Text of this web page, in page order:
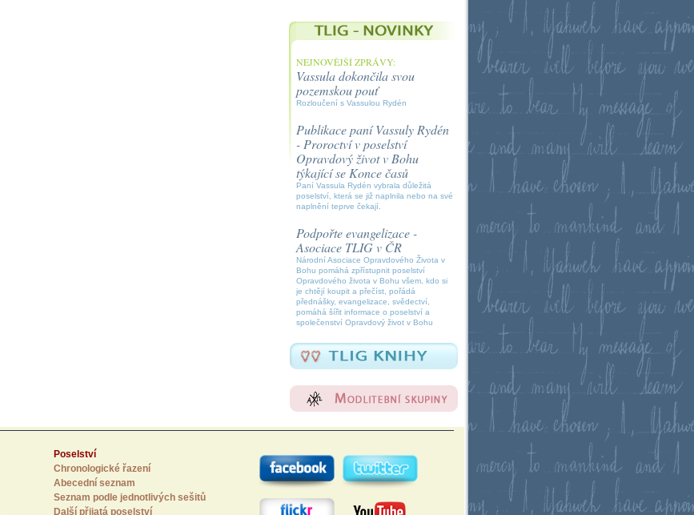
NEJNOVĚJŠÍ ZPRÁVY:
Vassula dokončila svou
pozemskou pouť
Rozloučení s Vassulou Rydén
Publikace paní Vassuly Rydén
- Proroctví v poselství
Opravdový život v Bohu
týkající se Konce časů
Paní Vassula Rydén vybrala důležitá
poselství, která se již naplnila nebo na své
naplnění teprve čekají.
Podpořte evangelizace -
Asociace TLIG v ČR
Národní Asociace Opravdového Života v
Bohu pomáhá zpřístupnit poselství
Opravdového života v Bohu všem, kdo si
je chtějí koupit a přečíst, pořádá
přednášky, evangelizace, svědectví,
pomáhá šířit informace o poselství a
společenství Opravdový život v Bohu
Poselství
Chronologické řazení
Abecední seznam
Seznam podle jednotlivých sešitů
Další přijatá poselství